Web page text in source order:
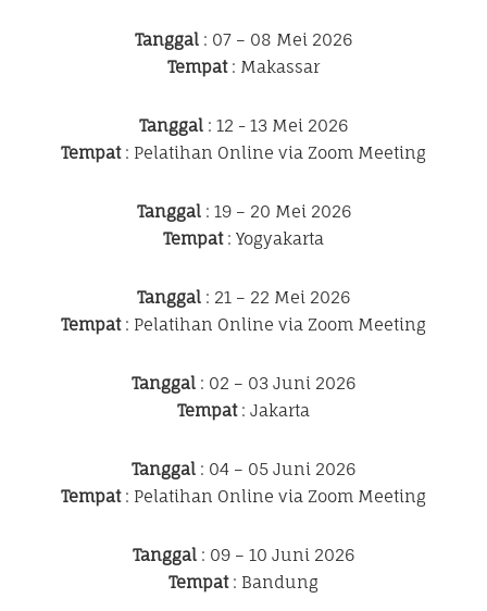
Tanggal : 07 – 08 Mei 2026
Tempat: Makassar
Tanggal : 12 - 13 Mei 2026
Tempat: Pelatihan Online via Zoom Meeting
Tanggal: 19 – 20 Mei 2026
Tempat: Yogyakarta
Tanggal : 21 – 22 Mei 2026
Tempat: Pelatihan Online via Zoom Meeting
Tanggal : 02 – 03 Juni 2026
Tempat: Jakarta
Tanggal : 04 – 05 Juni 2026
Tempat: Pelatihan Online via Zoom Meeting
Tanggal : 09 – 10 Juni 2026
Tempat: Bandung